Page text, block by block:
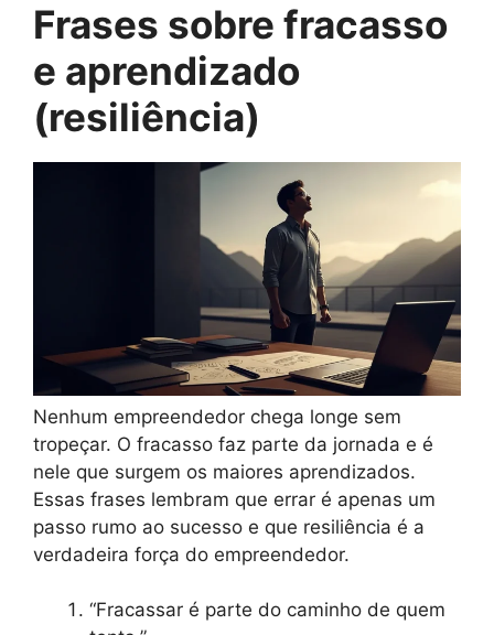
Frases sobre fracasso
e aprendizado
(resiliência)
Nenhum empreendedor chega longe sem
tropeçar. O fracasso faz parte da jornada e é
nele que surgem os maiores aprendizados.
Essas frases lembram que errar é apenas um
passo rumo ao sucesso e que resiliência é a
verdadeira força do empreendedor.
“Fracassar é parte do caminho de quem